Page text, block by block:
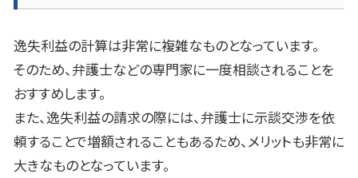
逸失利益の計算は非常に複雑なものとなっています。
そのため、弁護士などの専門家に一度相談されることを
おすすめします。
また、逸失利益の請求の際には、弁護士に示談交渉を依
頼することで増額されることもあるため、メリットも非常に
大きなものとなっています。